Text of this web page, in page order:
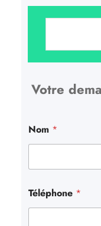
e
c
h
Votre
Nom *
Téléphone *